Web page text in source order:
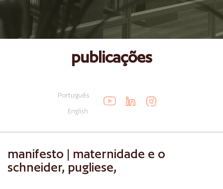
publicações
Português
English
manifesto | maternidade e o
schneider, pugliese,